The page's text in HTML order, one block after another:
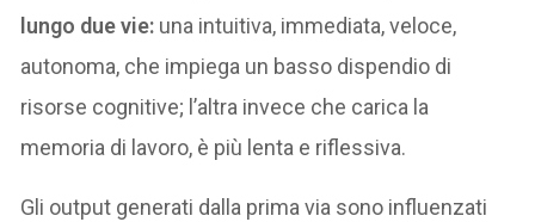
lungo due vie: una intuitiva, immediata, veloce,
autonoma, che impiega un basso dispendio di
risorse cognitive; l’altra invece che carica la
memoria di lavoro, è più lenta e riflessiva.
Gli output generati dalla prima via sono influenzati